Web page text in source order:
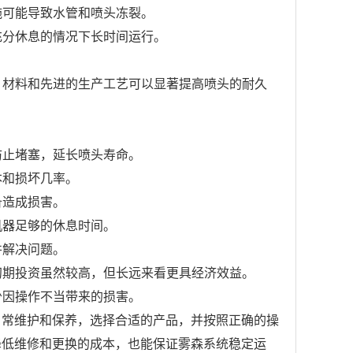
能导致水管和喷头冻裂。
休息的情况下长时间运行。
料和先进的生产工艺可以显著提高喷头的耐久
堵塞，延长喷头寿命。
损坏几率。
成损害。
足够的休息时间。
决问题。
投资虽然较高，但长远来看更具经济效益。
操作不当带来的损害。
维护和保养，选择合适的产品，并按照正确的操
维修和更换的成本，也能保证雾森系统稳定运